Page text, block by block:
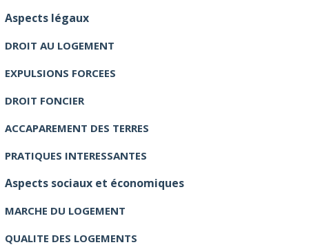
Aspects légaux
DROIT AU LOGEMENT
EXPULSIONS FORCEES
DROIT FONCIER
ACCAPAREMENT DES TERRES
PRATIQUES INTERESSANTES
Aspects sociaux et économiques
MARCHE DU LOGEMENT
QUALITE DES LOGEMENTS